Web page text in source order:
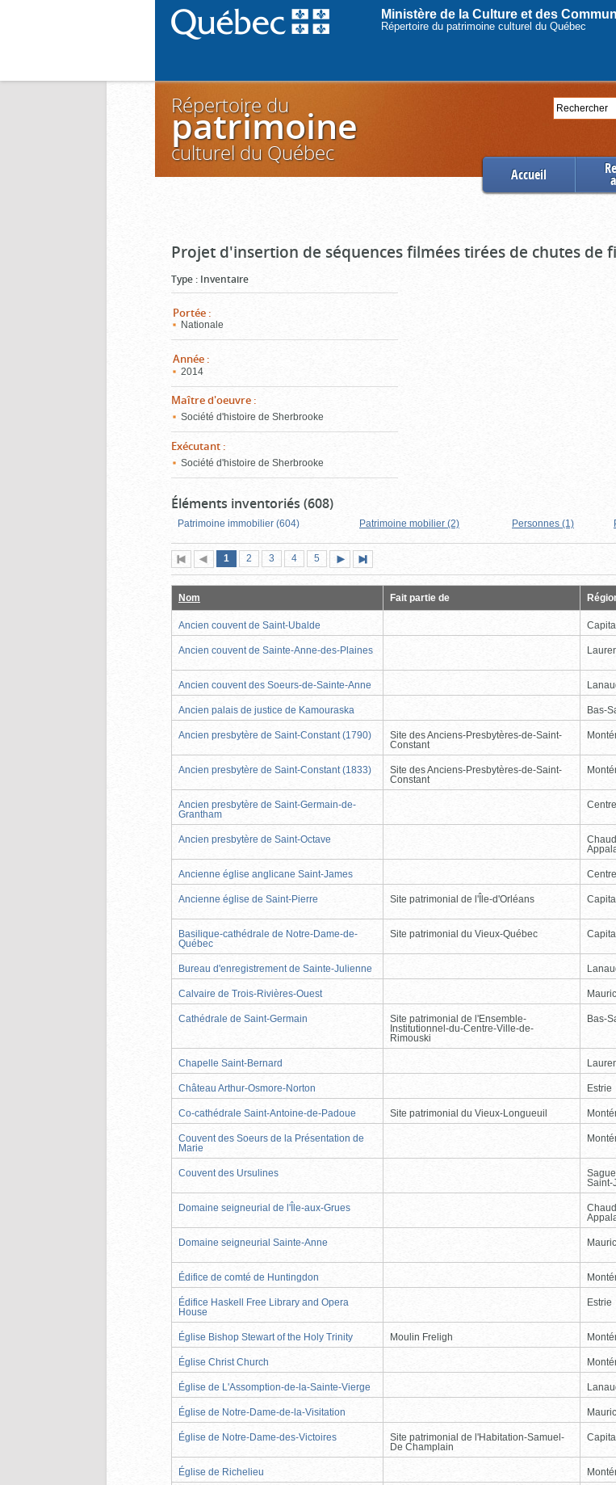
Ministère de la Culture et des
Répertoire du patrimoine culturel du Québec
Rechercher
Répertoire du
patrimoine
culturel du Québec
Accueil
Projet d'insertion de séquences filmées tirées de chutes de
Type : Inventaire
Portée :
Nationale
Année :
2014
Maître d'oeuvre :
Société d'histoire de Sherbrooke
Exécutant :
Société d'histoire de Sherbrooke
Éléments inventoriés (608)
Patrimoine immobilier (604) Patrimoine mobilier (2) Personnes (1)
Première
page
Page
précédente
Page
1 (page
actuelle)
Page
2 Page
3 Page
4 Page
5
suivante
page
Nom Fait partie de
Ancien couvent de Saint-Ubalde
Ancien couvent de Sainte-Anne-des-Plaines
Ancien couvent des Soeurs-de-Sainte-Anne
Ancien palais de justice de Kamouraska Bas-
Ancien presbytère de Saint-Constant (1790)
Site des Anciens-Presbytères-de-Saint-
Constant
Ancien presbytère de Saint-Constant (1833)
Site des Anciens-Presbytères-de-Saint-
Constant
Ancien presbytère de Saint-Germain-de-
Grantham
Ancien presbytère de Saint-Octave
Ancienne église anglicane Saint-James
Ancienne église de Saint-Pierre Site patrimonial de l'Île-d'Orléans
Basilique-cathédrale de Notre-Dame-de-
Québec
Site patrimonial du Vieux-Québec
Bureau d'enregistrement de Sainte-Julienne
Calvaire de Trois-Rivières-Ouest
Cathédrale de Saint-Germain
Site patrimonial de l'Ensemble-
Institutionnel-du-Centre-Ville-de-
Rimouski
Bas-
Chapelle Saint-Bernard
Château Arthur-Osmore-Norton Estrie
Co-cathédrale Saint-Antoine-de-Padoue Site patrimonial du Vieux-Longueuil
Couvent des Soeurs de la Présentation de
Marie
Couvent des Ursulines
Saint-
Domaine seigneurial de l'Île-aux-Grues
Domaine seigneurial Sainte-Anne
Édifice de comté de Huntingdon
Édifice Haskell Free Library and Opera
House
Estrie
Église Bishop Stewart of the Holy Trinity Moulin Freligh
Église Christ Church
Église de L'Assomption-de-la-Sainte-Vierge
Église de Notre-Dame-de-la-Visitation
Église de Notre-Dame-des-Victoires
Site patrimonial de l'Habitation-Samuel-
De Champlain
Église de Richelieu